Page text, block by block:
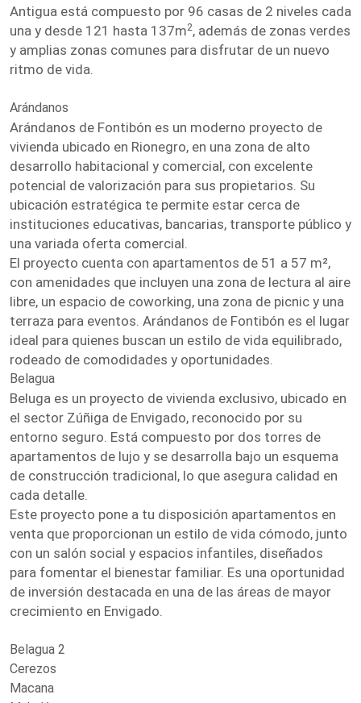
Antigua está compuesto por 96 casas de 2 niveles cada
una y desde 121 hasta 137m2, además de zonas verdes
y amplias zonas comunes para disfrutar de un nuevo
ritmo de vida.
Arándanos
Arándanos de Fontibón es un moderno proyecto de
vivienda ubicado en Rionegro, en una zona de alto
desarrollo habitacional y comercial, con excelente
potencial de valorización para sus propietarios. Su
ubicación estratégica te permite estar cerca de
instituciones educativas, bancarias, transporte público y
una variada oferta comercial.
El proyecto cuenta con apartamentos de 51 a 57 m²,
con amenidades que incluyen una zona de lectura al aire
libre, un espacio de coworking, una zona de picnic y una
terraza para eventos. Arándanos de Fontibón es el lugar
ideal para quienes buscan un estilo de vida equilibrado,
rodeado de comodidades y oportunidades.
Belagua
Beluga es un proyecto de vivienda exclusivo, ubicado en
el sector Zúñiga de Envigado, reconocido por su
entorno seguro. Está compuesto por dos torres de
apartamentos de lujo y se desarrolla bajo un esquema
de construcción tradicional, lo que asegura calidad en
cada detalle.
Este proyecto pone a tu disposición apartamentos en
venta que proporcionan un estilo de vida cómodo, junto
con un salón social y espacios infantiles, diseñados
para fomentar el bienestar familiar. Es una oportunidad
de inversión destacada en una de las áreas de mayor
crecimiento en Envigado.
Belagua 2
Cerezos
Macana